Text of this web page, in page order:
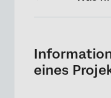
Durchsuchen
Erstellen eines
eines